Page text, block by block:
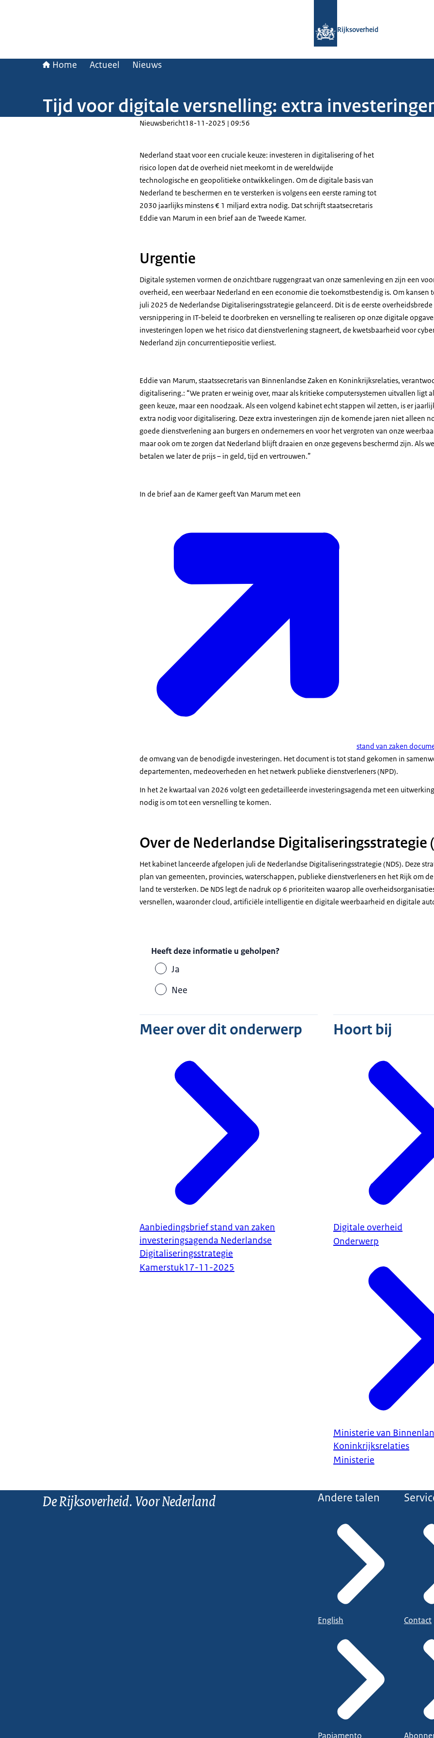
Rijksoverheid
Home Actueel Nieuws
Tijd voor digitale versnelling: extra
Nieuwsbericht18-11-2025 | 09:56
Nederland staat voor een cruciale keuze: investeren in digitalisering of het
risico lopen dat de overheid niet meekomt in de wereldwijde
technologische en geopolitieke ontwikkelingen. Om de digitale basis van
Nederland te beschermen en te versterken is volgens een eerste raming tot
2030 jaarlijks minstens € 1 miljard extra nodig. Dat schrijft staatsecretaris
Eddie van Marum in een brief aan de Tweede Kamer.
Urgentie
Digitale systemen vormen de onzichtbare ruggengraat van onze samenleving en zijn een
overheid, een weerbaar Nederland en een economie die toekomstbestendig is. Om kansen
juli 2025 de Nederlandse Digitaliseringsstrategie gelanceerd. Dit is de eerste
versnippering in IT-beleid te doorbreken en versnelling te realiseren op onze digitale
investeringen lopen we het risico dat dienstverlening stagneert, de kwetsbaarheid voor
Nederland zijn concurrentiepositie verliest.
Eddie van Marum, staatssecretaris van Binnenlandse Zaken en Koninkrijksrelaties,
digitalisering.: “We praten er weinig over, maar als kritieke computersystemen uitvallen ligt
geen keuze, maar een noodzaak. Als een volgend kabinet echt stappen wil zetten, is er
extra nodig voor digitalisering. Deze extra investeringen zijn de komende jaren niet alleen
goede dienstverlening aan burgers en ondernemers en voor het vergroten van onze
maar ook om te zorgen dat Nederland blijft draaien en onze gegevens beschermd zijn. Als
betalen we later de prijs – in geld, tijd en vertrouwen.”
In de brief aan de Kamer geeft Van Marum met een
stand van zaken
de omvang van de benodigde investeringen. Het document is tot stand gekomen in
departementen, medeoverheden en het netwerk publieke dienstverleners (NPD).
In het 2e kwartaal van 2026 volgt een gedetailleerde investeringsagenda met een
nodig is om tot een versnelling te komen.
Over de Nederlandse Digitaliseringsstrategie
Het kabinet lanceerde afgelopen juli de Nederlandse Digitaliseringsstrategie (NDS). Deze
plan van gemeenten, provincies, waterschappen, publieke dienstverleners en het Rijk om
land te versterken. De NDS legt de nadruk op 6 prioriteiten waarop alle
versnellen, waaronder cloud, artificiële intelligentie en digitale weerbaarheid en digitale
Heeft deze informatie u geholpen?
Ja
Nee
Meer over dit onderwerp
Aanbiedingsbrief stand van zaken
investeringsagenda Nederlandse
Digitaliseringsstrategie
Kamerstuk17-11-2025
Hoort bij
Digitale overheid
Onderwerp
Ministerie van
Koninkrijksrelaties
Ministerie
De Rijksoverheid. Voor Nederland Andere talen
English
Papiamento
Contact